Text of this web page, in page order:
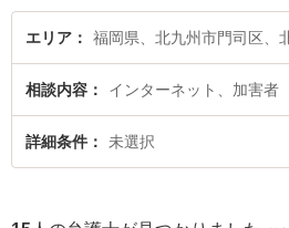
索もでき便利です。特に弁護士法人大手町法
眞子 幸人弁護士や弁護士法人大手町法律事
ットトラブル加害者側のトラブルを今すぐに
ラブル加害者側のトラブル解決の実績豊富な
回相談無料でネットトラブル加害者側を法律
エリア
相談内容 インターネット、加害者
詳細条件 未選択